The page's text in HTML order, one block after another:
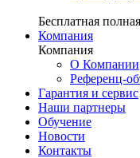
Бесплатная
Компания
Компания
О Компании
Референц-
Гарантия и сервис
Наши партнеры
Обучение
Новости
Контакты